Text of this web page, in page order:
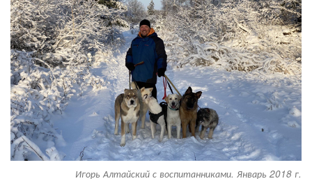
Игорь Алтайский с воспитанниками. Январь 2018 г.